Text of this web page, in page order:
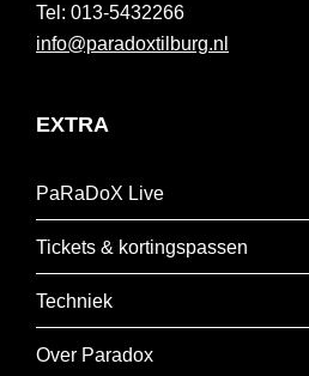
013-5432266
info@paradoxtilburg.nl
EXTRA
PaRaDoX Live
Tickets & kortingspassen
Techniek
Over Paradox